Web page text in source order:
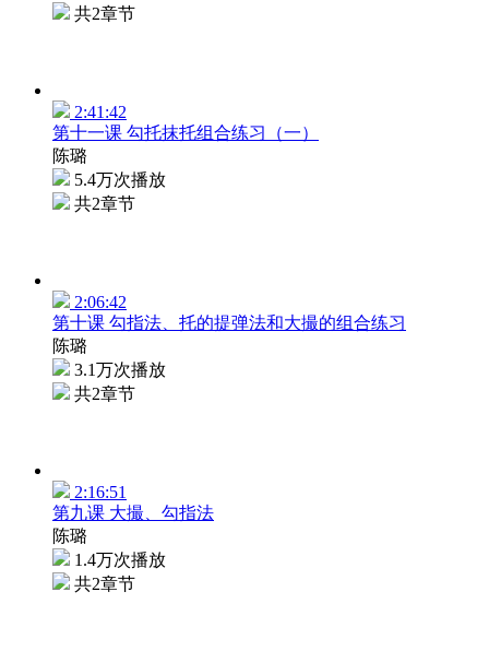
共2章节
2:41:42
第十一课 勾托抹托组合练习（一）
陈璐
5.4万次播放
共2章节
2:06:42
第十课 勾指法、托的提弹法和大撮的组合练习
陈璐
3.1万次播放
共2章节
2:16:51
第九课 大撮、勾指法
陈璐
1.4万次播放
共2章节